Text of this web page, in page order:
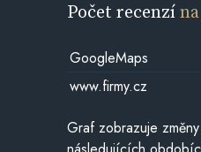
Počet recenzí
GoogleMaps
www.firmy.cz
Graf zobrazuje